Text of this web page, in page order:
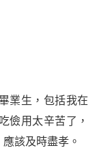
業生，包括我在
儉用太辛苦了，
該及時盡孝。